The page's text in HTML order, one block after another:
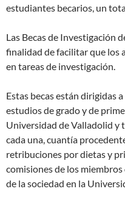
estudiantes becarios, un
Las Becas de Investigación
finalidad de facilitar que los
en tareas de investigación.
Estas becas están dirigidas
estudios de grado y de
Universidad de Valladolid y
cada una, cuantía
retribuciones por dietas y
comisiones de los
de la sociedad en la